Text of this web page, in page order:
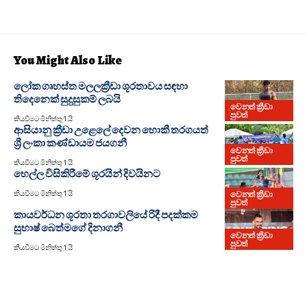
You Might Also Like
වෙනත් ක්‍රීඩා
පුවත්
ලෝක ගෘහස්ත මලලක්‍රීඩා ශූරතාවය සඳහා
තිදෙනෙක් සුදුසුකම් ලබයි
කියවීමට මිනිත්තු 1 යි
වෙනත් ක්‍රීඩා
පුවත්
ආසියානු ක්‍රීඩා උළෙලේ දෙවන හොකී තරගයත්
ශ්‍රී ලංකා කණ්ඩායම ජයගනී
කියවීමට මිනිත්තු 1 යි
වෙනත් ක්‍රීඩා
පුවත්
හෙල්ල විසිකිරීමේ ශූරයින් දිවයිනට
කියවීමට මිනිත්තු 1 යි
වෙනත් ක්‍රීඩා
පුවත්
කායවර්ධන ශූරතා තරගාවලියේ රිදී පදක්කම
සුභාෂ් බෙත්මගේ දිනාගනී
කියවීමට මිනිත්තු 1 යි